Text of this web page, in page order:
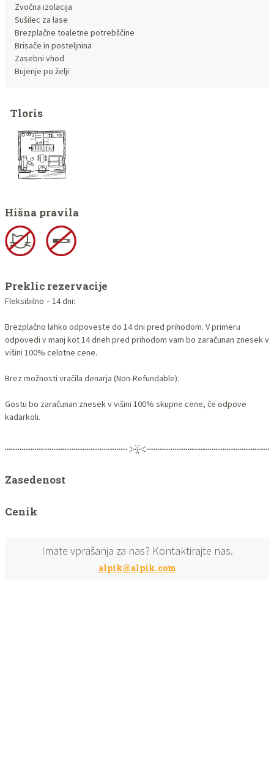
Zvočna izolacija
Sušilec za lase
Brezplačne toaletne potrebščine
Brisače in posteljnina
Zasebni vhod
Bujenje po želji
Tloris
Hišna pravila
Preklic rezervacije
Fleksibilno – 14 dni:
Brezplačno lahko odpoveste do 14 dni pred prihodom. V primeru
odpovedi v manj kot 14 dneh pred prihodom vam bo zaračunan znesek v
višini 100% celotne cene.
Brez možnosti vračila denarja (Non-Refundable):
Gostu bo zaračunan znesek v višini 100% skupne cene, če odpove
kadarkoli.
Zasedenost
Cenik
Imate vprašanja za nas? Kontaktirajte nas.
alpik@alpik.com